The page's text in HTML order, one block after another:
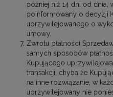
później niż 14 dni od dnia,
poinformowany o decyzji
uprzywilejowanego o
umowy.
Zwrotu płatności
samych sposobów
Kupującego
transakcji, chyba że
na inne rozwiązanie, w
uprzywilejowany nie